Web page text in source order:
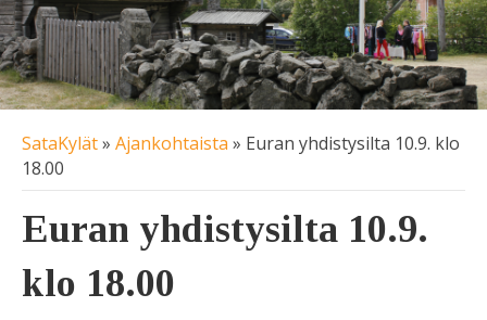
SataKylät» Ajankohtaista » Euran yhdistysilta 10.9. klo
18.00
Euran yhdistysilta 10.9.
klo 18.00